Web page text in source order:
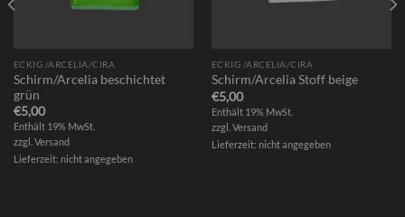
ECKIG /ARCELIA/CIRA
Schirm/Arcelia beschichtet
grün
€5,00
Enthält 19% MwSt.
zzgl. Versand
Lieferzeit: nicht angegeben
ECKIG /ARCELIA/CIRA
Schirm/Arcelia Stoff beige
€5,00
Enthält 19% MwSt.
zzgl. Versand
Lieferzeit: nicht angegeben